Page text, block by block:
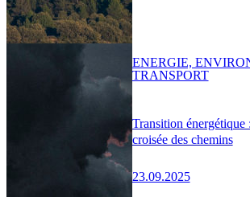
Transition énergétique
croisée des chemins
23.09.2025
ENERGIE,
TRANSPORT